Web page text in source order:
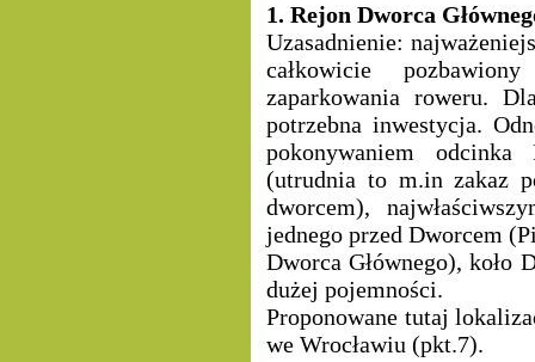
1. Rejon Dworca
Uzasadnienie:
całkowicie
zaparkowania roweru.
potrzebna inwestycja.
pokonywaniem odcinka
(utrudnia to m.in zakaz
dworcem),
jednego przed Dworcem
Dworca Głównego), koło
dużej pojemności.
Proponowane tutaj
we Wrocławiu (pkt.7).